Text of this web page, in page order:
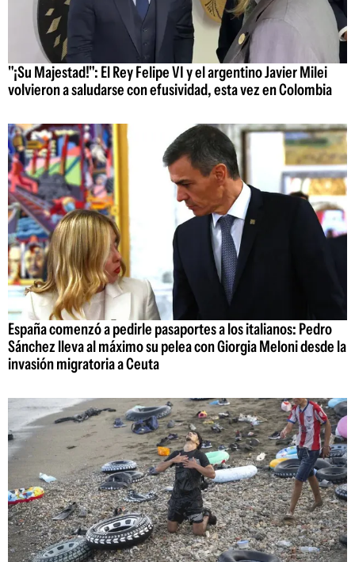
"¡Su Majestad!": El Rey Felipe VI y el argentino Javier Milei
volvieron a saludarse con efusividad, esta vez en Colombia
España comenzó a pedirle pasaportes a los italianos: Pedro
Sánchez lleva al máximo su pelea con Giorgia Meloni desde la
invasión migratoria a Ceuta